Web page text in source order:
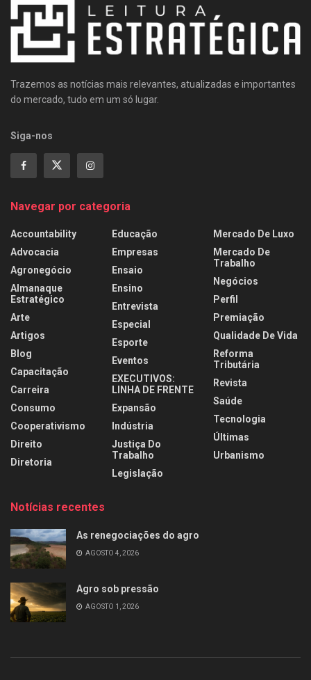
Trazemos as notícias mais relevantes, atualizadas e importantes
do mercado, tudo em um só lugar.
Siga-nos
Navegar por categoria
Accountability
Advocacia
Agronegócio
Almanaque
Estratégico
Arte
Artigos
Blog
Capacitação
Carreira
Consumo
Cooperativismo
Direito
Diretoria
Educação
Empresas
Ensaio
Ensino
Entrevista
Especial
Esporte
Eventos
EXECUTIVOS:
LINHA DE FRENTE
Expansão
Indústria
Justiça Do
Trabalho
Legislação
Mercado De Luxo
Mercado De
Trabalho
Negócios
Perfil
Premiação
Qualidade De Vida
Reforma
Tributária
Revista
Saúde
Tecnologia
Últimas
Urbanismo
Notícias recentes
As renegociações do agro
AGOSTO 4, 2026
Agro sob pressão
AGOSTO 1, 2026